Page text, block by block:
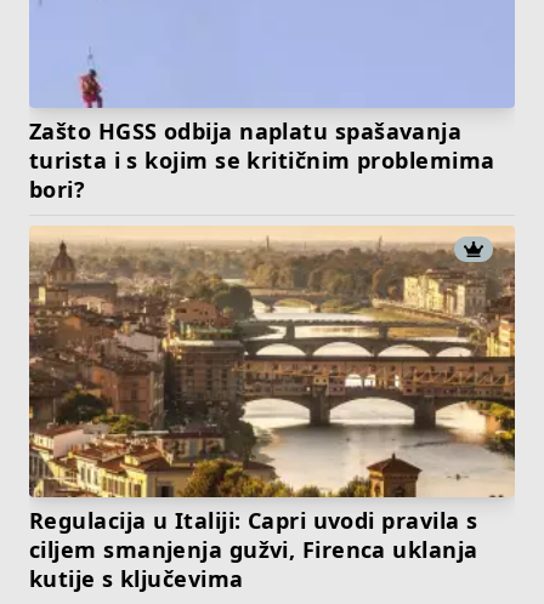
Zašto HGSS odbija naplatu spašavanja
turista i s kojim se kritičnim problemima
bori?
Regulacija u Italiji: Capri uvodi pravila s
ciljem smanjenja gužvi, Firenca uklanja
kutije s ključevima